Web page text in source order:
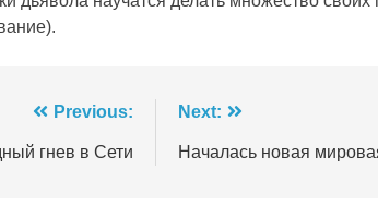
Previous:
гнев в Сети
Next:
Началась новая